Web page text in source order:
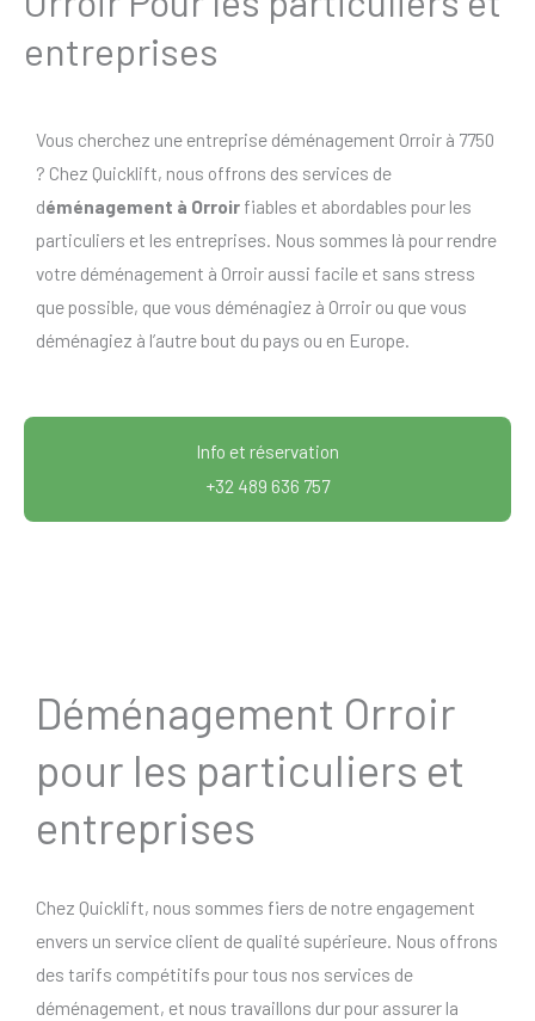
entreprises
Vous cherchez une entreprise déménagement Orroir à 7750
? Chez Quicklift, nous offrons des services de
déménagement à Orroir fiables et abordables pour les
particuliers et les entreprises. Nous sommes là pour rendre
votre déménagement à Orroir aussi facile et sans stress
que possible, que vous déménagiez à Orroir ou que vous
déménagiez à l’autre bout du pays ou en Europe.
Info et réservation
+32 489 636 757
Déménagement Orroir
pour les particuliers et
entreprises
Chez Quicklift, nous sommes fiers de notre engagement
envers un service client de qualité supérieure. Nous offrons
des tarifs compétitifs pour tous nos services de
déménagement, et nous travaillons dur pour assurer la